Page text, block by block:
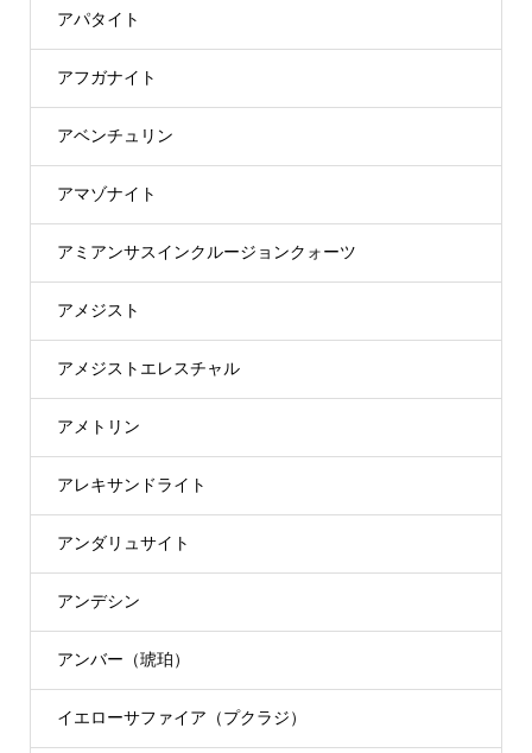
アパタイト
アフガナイト
アベンチュリン
アマゾナイト
アミアンサスインクルージョンクォーツ
アメジスト
アメジストエレスチャル
アメトリン
アレキサンドライト
アンダリュサイト
アンデシン
アンバー（琥珀）
イエローサファイア（プクラジ）